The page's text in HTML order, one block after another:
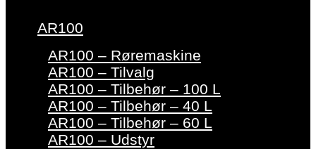
AR100
AR100 – Røremaskine
AR100 – Tilvalg
AR100 – Tilbehør – 100 L
AR100 – Tilbehør – 40 L
AR100 – Tilbehør – 60 L
AR100 – Udstyr